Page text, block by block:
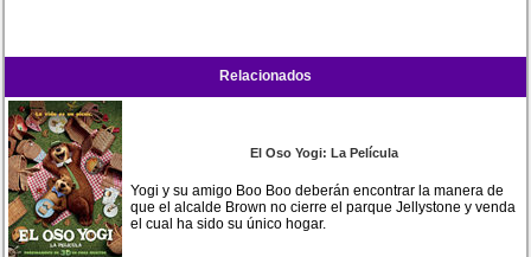
Relacionados
El Oso Yogi: La Película
Yogi y su amigo Boo Boo deberán encontrar la manera de
que el alcalde Brown no cierre el parque Jellystone y venda
el cual ha sido su único hogar.